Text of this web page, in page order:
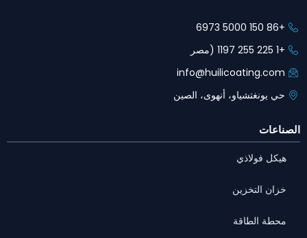
+86 150 5000 6973
+1 225 255 1197 (مصر
info@huilicoating.com
حي يونغتشياو، أنهوى، الصين
الصناعات
هيكل فولاذي
خزان التخزين
محطة الطاقة